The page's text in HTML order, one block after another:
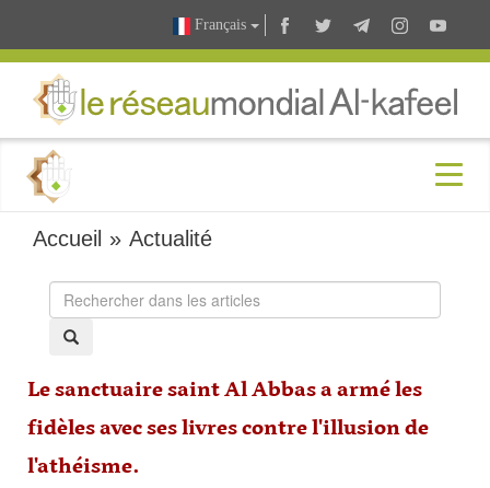
Français
Accueil »Actualité
Le sanctuaire saint Al Abbas a armé les
fidèles avec ses livres contre l'illusion de
l'athéisme.